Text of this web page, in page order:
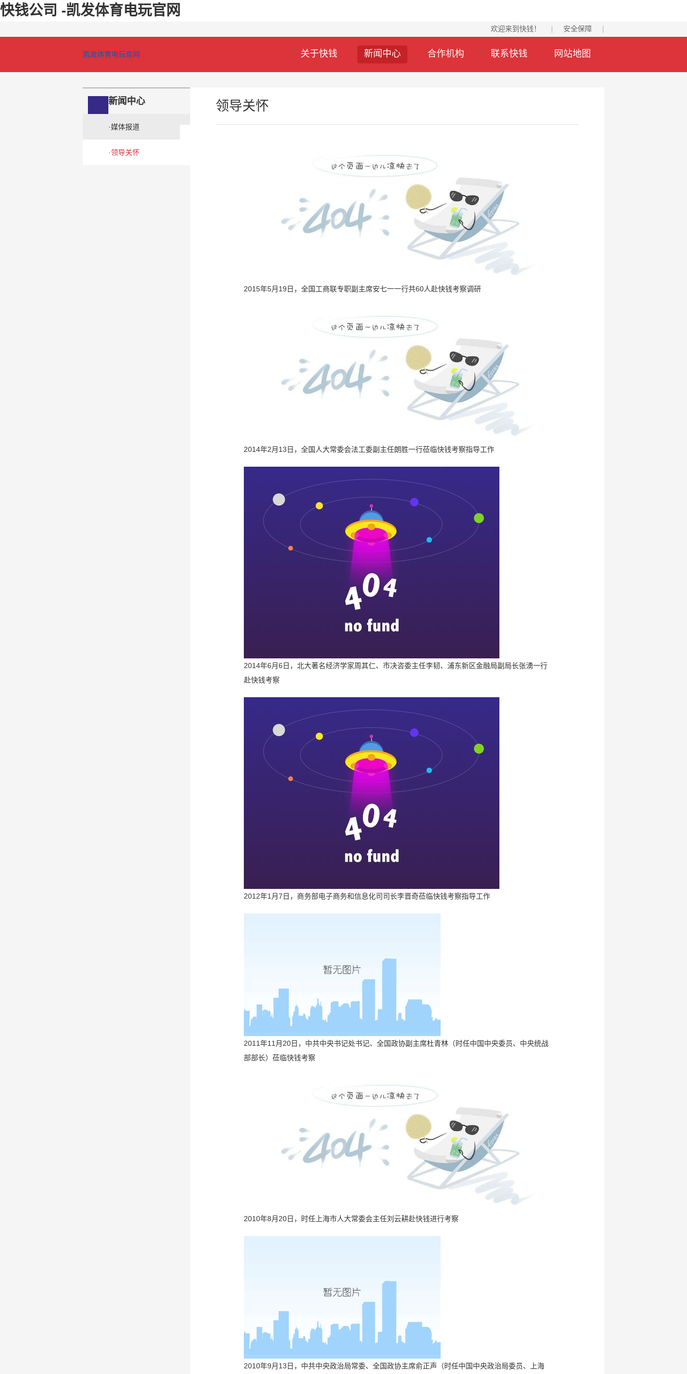
快钱公司 -凯发体育电玩官网
欢迎来到快钱！ | 安全保障 |
凯发体育电玩官网 关于快钱 新闻中心 合作机构 联系快钱 网站地图
新闻中心
·媒体报道
·领导关怀
领导关怀
2015年5月19日，全国工商联专职副主席安七一一行共60人赴快钱考察调研
2014年2月13日，全国人大常委会法工委副主任朗胜一行莅临快钱考察指导工作
2014年6月6日，北大著名经济学家周其仁、市决咨委主任李韧、浦东新区金融局副局长张湧一行
赴快钱考察
2012年1月7日，商务部电子商务和信息化司司长李晋奇莅临快钱考察指导工作
2011年11月20日，中共中央书记处书记、全国政协副主席杜青林（时任中国中央委员、中央统战
部部长）莅临快钱考察
2010年8月20日，时任上海市人大常委会主任刘云耕赴快钱进行考察
2010年9月13日，中共中央政治局常委、全国政协主席俞正声（时任中国中央政治局委员、上海